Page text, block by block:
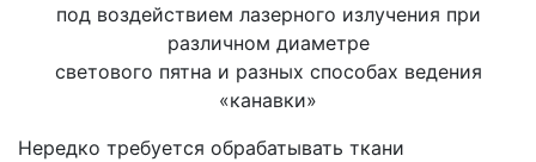
под воздействием лазерного излучения при
различном диаметре
светового пятна и разных способах ведения
«канавки»
Нередко требуется обрабатывать ткани